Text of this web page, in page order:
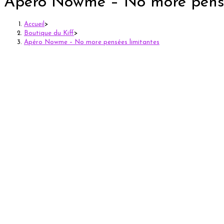
Accueil >
Boutique du Kiff>
Apéro Nowme – No more pensées limitantes